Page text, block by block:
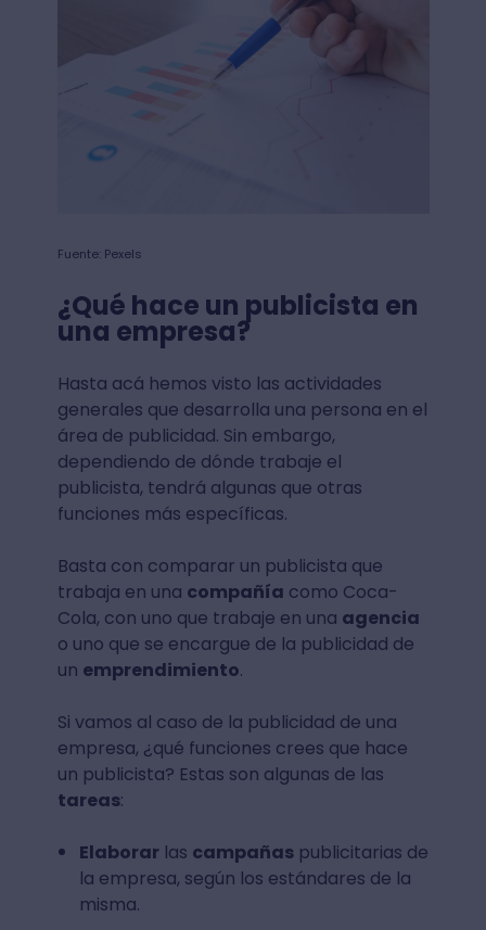
Fuente: Pexels
¿Qué hace un publicista en
una empresa?
Hasta acá hemos visto las actividades
generales que desarrolla una persona en el
área de publicidad. Sin embargo,
dependiendo de dónde trabaje el
publicista, tendrá algunas que otras
funciones más específicas.
Basta con comparar un publicista que
trabaja en una compañía como Coca-
Cola, con uno que trabaje en una agencia
o uno que se encargue de la publicidad de
un emprendimiento.
Si vamos al caso de la publicidad de una
empresa, ¿qué funciones crees que hace
un publicista? Estas son algunas de las
tareas:
Elaborar las campañaspublicitarias de
la empresa, según los estándares de la
misma.